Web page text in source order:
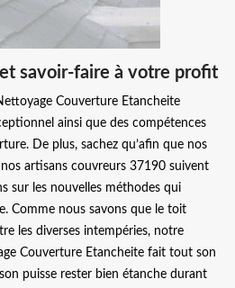
savoir-faire à votre profit
Couverture Etancheite
ainsi que des compétences
De plus, sachez qu’afin que nos
artisans couvreurs 37190 suivent
sur les nouvelles méthodes qui
Comme nous savons que le toit
les diverses intempéries, notre
Couverture Etancheite fait tout son
puisse rester bien étanche durant